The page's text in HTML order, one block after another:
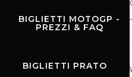
BIGLIETTI MOTOGP -
PREZZI & FAQ
BIGLIETTI PRATO
Donato e per
Sostenibilità significa